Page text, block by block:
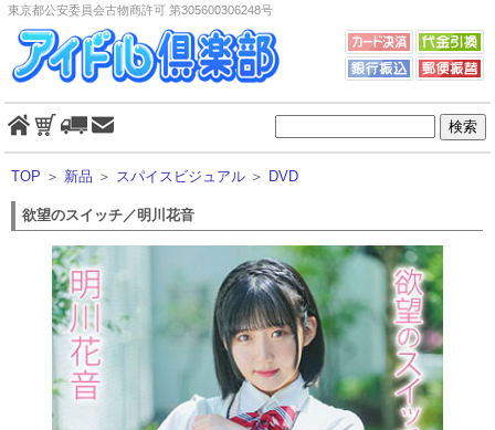
東京都公安委員会古物商許可 第305600306248号
TOP ＞ 新品 ＞ スパイスビジュアル ＞ DVD
欲望のスイッチ／明川花音